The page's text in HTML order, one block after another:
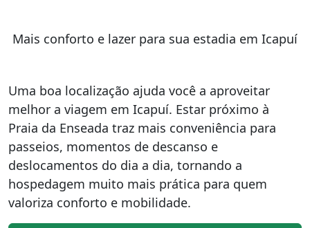
Mais conforto e lazer para sua estadia em Icapuí
Uma boa localização ajuda você a aproveitar
melhor a viagem em Icapuí. Estar próximo à
Praia da Enseada traz mais conveniência para
passeios, momentos de descanso e
deslocamentos do dia a dia, tornando a
hospedagem muito mais prática para quem
valoriza conforto e mobilidade.